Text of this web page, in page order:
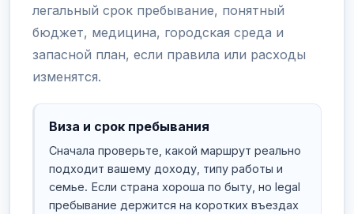
легальный срок пребывание, понятный
бюджет, медицина, городская среда и
запасной план, если правила или расходы
изменятся.
Виза и срок пребывания
Сначала проверьте, какой маршрут реально
подходит вашему доходу, типу работы и
семье. Если страна хороша по быту, но legal
пребывание держится на коротких въездах